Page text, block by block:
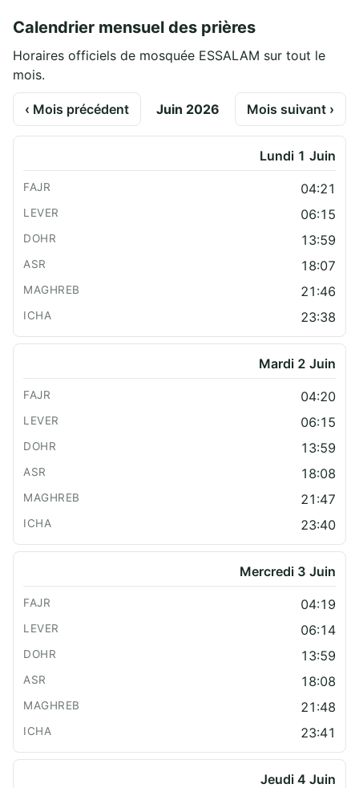
Calendrier mensuel des prières
Horaires officiels de mosquée ESSALAM sur tout le
mois.
‹ Mois précédent Juin 2026 Mois suivant ›
Lundi 1 Juin
04:21
06:15
13:59
18:07
21:46
23:38
Mardi 2 Juin
04:20
06:15
13:59
18:08
21:47
23:40
Mercredi 3 Juin
04:19
06:14
13:59
18:08
21:48
23:41
Jeudi 4 Juin